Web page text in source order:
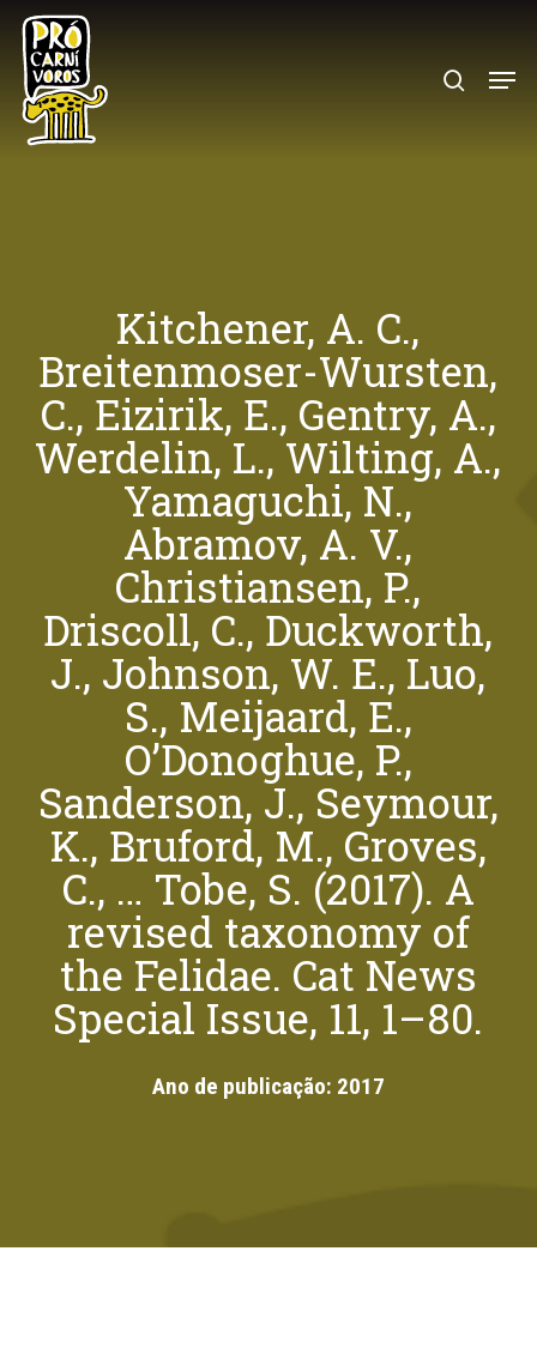
Skip
main
content
Menu
Kitchener, A. C.,
Breitenmoser-Wursten,
C., Eizirik, E., Gentry, A.,
Werdelin, L., Wilting, A.,
Yamaguchi, N.,
Abramov, A. V.,
Christiansen, P.,
Driscoll, C., Duckworth,
J., Johnson, W. E., Luo,
S., Meijaard, E.,
O’Donoghue, P.,
Sanderson, J., Seymour,
K., Bruford, M., Groves,
C., … Tobe, S. (2017). A
revised taxonomy of
the Felidae. Cat News
Special Issue, 11, 1–80.
Ano de publicação: 2017